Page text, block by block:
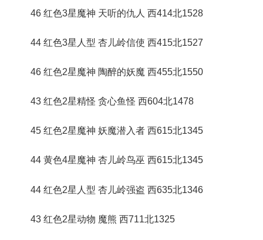
46 红色3星魔神 天听的仇人 西414北1528
44 红色3星人型 杏儿岭信使 西415北1527
46 红色2星魔神 陶醉的妖魔 西455北1550
43 红色2星精怪 贪心鱼怪 西604北1478
45 红色2星魔神 妖魔潜入者 西615北1345
44 黄色4星魔神 杏儿岭鸟巫 西615北1345
44 红色2星人型 杏儿岭强盗 西635北1346
43 红色2星动物 魔熊 西711北1325